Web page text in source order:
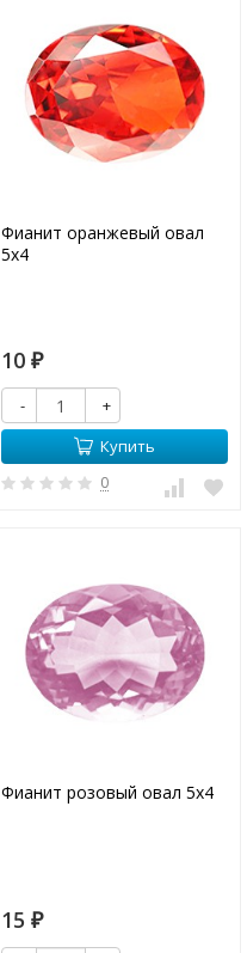
Фианит оранжевый овал
5х4
10 ₽
-
+
Купить
0
Фианит розовый овал 5х4
15 ₽